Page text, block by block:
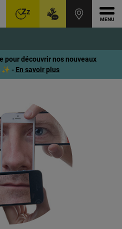
pour découvrir nos nouveaux
✨ - En savoir plus